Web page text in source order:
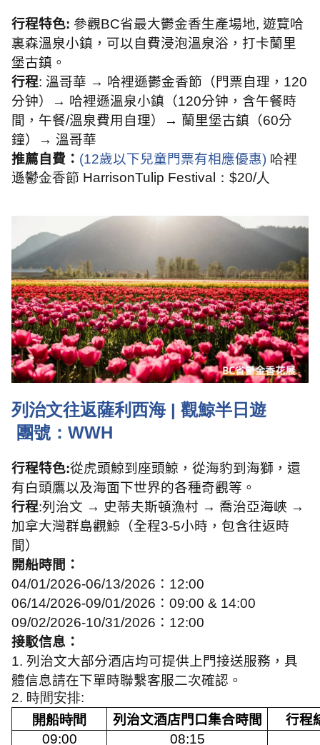
行程特色: 參觀BC省最大鬱金香生產場地, 遊覽哈
裏森溫泉小鎮，可以自費浸泡溫泉浴， 打卡蘭里
堡古鎮。
行程: 溫哥華 → 哈裡遜鬱金香節（門票自理， 120
分钟）→ 哈裡遜溫泉小鎮（120分钟，含午餐時
間，午餐/溫泉費用自理）→ 蘭里堡古鎮（60分
鐘）→ 溫哥華
推薦自費： (12歲以下兒童門票有相應優惠) 哈裡
遜鬱金香節 HarrisonTulip Festival ： $20/人
列治文往返薩利西海| 觀鯨半日遊
團號： WWH
行程特色:從虎頭鯨到座頭鯨，從海豹到海獅，還
有白頭鷹以及海面下世界的各種奇觀等。
行程:列治文 → 史蒂夫斯頓漁村 → 喬治亞海峽 →
加拿大灣群島觀鯨（全程3-5小時，包含往返時
間）
開船時間：
04/01/2026-06/13/2026 ： 12:00
06/14/2026-09/01/2026 ： 09:00 & 14:00
09/02/2026-10/31/2026 ： 12:00
接駁信息：
1. 列治文大部分酒店均可提供上門接送服務，具
體信息請在下單時聯繫客服二次確認。
2. 時間安排:
開船時間
列治文酒店門口集合時間
行程
09:00
08:15